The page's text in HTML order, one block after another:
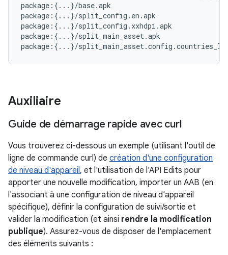
package:{...}/base.apk
package:{...}/split_config.en.apk
package:{...}/split_config.xxhdpi.apk
package:{...}/split_main_asset.apk
Auxiliaire
Guide de démarrage rapide avec curl
Vous trouverez ci-dessous un exemple (utilisant l'outil de
ligne de commande curl) de création d'une configuration
de niveau d'appareil, et l'utilisation de l'API Edits pour
apporter une nouvelle modification, importer un AAB (en
l'associant à une configuration de niveau d'appareil
spécifique), définir la configuration de suivi/sortie et
valider la modification (et ainsi rendre la modification
publique). Assurez-vous de disposer de l'emplacement
des éléments suivants :